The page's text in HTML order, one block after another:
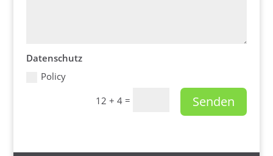
Datenschutz
Policy
12 + 4 = Senden